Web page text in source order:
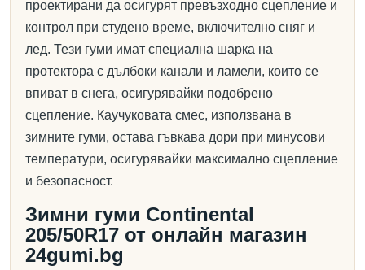
проектирани да осигурят превъзходно сцепление и
контрол при студено време, включително сняг и
лед. Тези гуми имат специална шарка на
протектора с дълбоки канали и ламели, които се
впиват в снега, осигурявайки подобрено
сцепление. Каучуковата смес, използвана в
зимните гуми, остава гъвкава дори при минусови
температури, осигурявайки максимално сцепление
и безопасност.
Зимни гуми Continental
205/50R17 от онлайн магазин
24gumi.bg